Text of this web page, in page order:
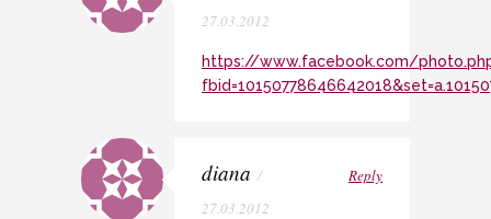
27.03.2012
https://www.facebook.com/
diana /
27.03.2012
Reply